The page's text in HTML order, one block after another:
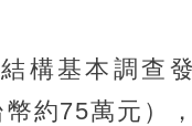
構基本調查發
約75萬元），